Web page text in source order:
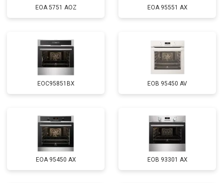
EOA 5751 AOZ EOA 95551 AX
EOC95851BX EOB 95450 AV
EOA 95450 AX EOB 93301 AX